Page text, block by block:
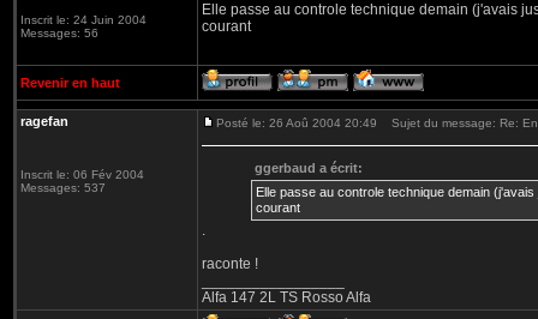
Inscrit le: 24 Juin 2004
Messages: 56
Elle passe au controle technique demain (j'avais
courant
Revenir en haut
ragefan
Inscrit le: 06 Fév 2004
Messages: 537
Posté le: 26 Aoû 2004 20:49 Sujet du message: Re:
ggerbaud a écrit:
Elle passe au controle technique demain
courant
.
raconte !
Alfa 147 2L TS Rosso Alfa